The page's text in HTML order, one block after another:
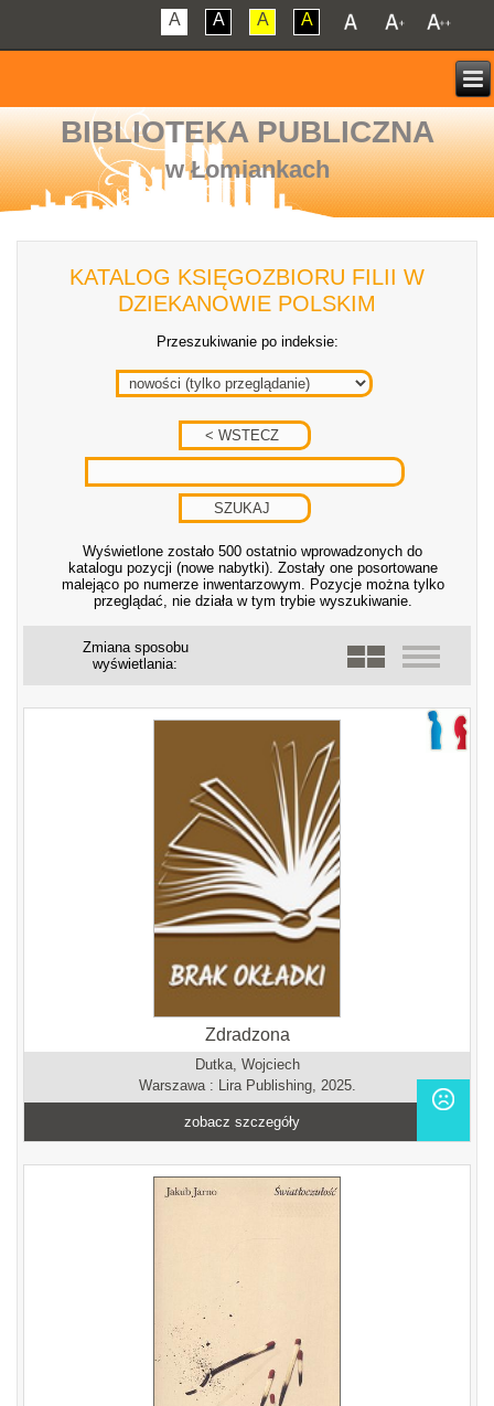
A A A A
BIBLIOTEKA PUBLICZNA
w Łomiankach
KATALOG KSIĘGOZBIORU FILII W
DZIEKANOWIE POLSKIM
Przeszukiwanie po indeksie:
Wyświetlone zostało 500 ostatnio wprowadzonych do
katalogu pozycji (nowe nabytki). Zostały one posortowane
malejąco po numerze inwentarzowym. Pozycje można tylko
przeglądać, nie działa w tym trybie wyszukiwanie.
Zmiana sposobu
wyświetlania:
Zdradzona
Dutka, Wojciech
Warszawa : Lira Publishing, 2025.
zobacz szczegóły